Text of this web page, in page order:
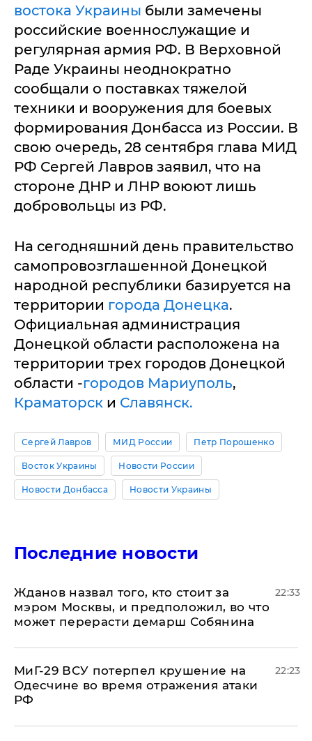
востока Украины были замечены
российские военнослужащие и
регулярная армия РФ. В Верховной
Раде Украины неоднократно
сообщали о поставках тяжелой
техники и вооружения для боевых
формирования Донбасса из России. В
свою очередь, 28 сентября глава МИД
РФ Сергей Лавров заявил, что на
стороне ДНР и ЛНР воюют лишь
добровольцы из РФ.
На сегодняшний день правительство
самопровозглашенной Донецкой
народной республики базируется на
территории города Донецка.
Официальная администрация
Донецкой области расположена на
территории трех городов Донецкой
области -городов Мариуполь,
Краматорск и Славянск.
Сергей Лавров МИД России Петр Порошенко
Восток Украины Новости России
Новости Донбасса Новости Украины
Последние новости
Жданов назвал того, кто стоит за
мэром Москвы, и предположил, во что
может перерасти демарш Собянина
22:33
МиГ-29 ВСУ потерпел крушение на
Одесчине во время отражения атаки
РФ
22:23